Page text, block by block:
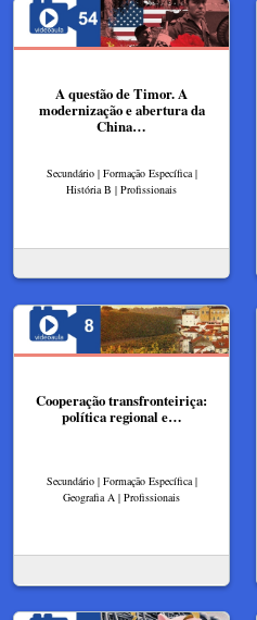
A questão de Timor. A
modernização e abertura da
China…
Secundário | Formação Específica |
História B | Profissionais
Cooperação transfronteiriça:
política regional e…
Secundário | Formação Específica |
Geografia A | Profissionais